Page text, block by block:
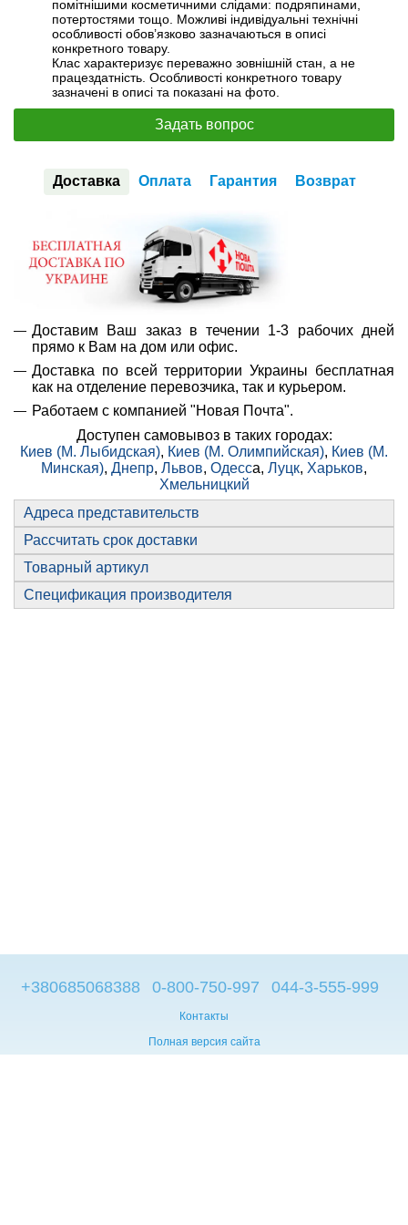
Модификации
Возможна модификация:
Вы можете расширить срок гарантии на3, 6 или 12 мес
Для этого добавьте в корзину соответствующую позицию с
вместе с основным товаром.
Спецификация видеокарты:nVidia Tesla K40m
Видеообзоры
📧Запрос оптовой цены
Отслеживать в Instagram
Отслеживать на Facebook
помітнішими косметичними слідами: подряпинами,
потертостями тощо. Можливі індивідуальні технічні
особливості обов’язково зазначаються в описі
конкретного товару.
Клас характеризує переважно зовнішній стан, а не
працездатність. Особливості конкретного товару
зазначені в описі та показані на фото.
Задать вопрос
Доставка Оплата Гарантия Возврат
Доставим Ваш заказ в течении 1-3 рабочих дней
прямо к Вам на дом или офис.
Доставка по всей территории Украины бесплатная
как на отделение перевозчика, так и курьером.
Работаем с компанией "Новая Почта".
Доступен самовывоз в таких городах:
Киев (М. Лыбидская), Киев (М. Олимпийская), Киев (М.
Минская), Днепр, Львов, Одесса, Луцк, Харьков,
Хмельницкий
Адреса представительств
Рассчитать срок доставки
Товарный артикул
Спецификация производителя
+380685068388 0-800-750-997 044-3-555-999
Контакты
Полная версия сайта